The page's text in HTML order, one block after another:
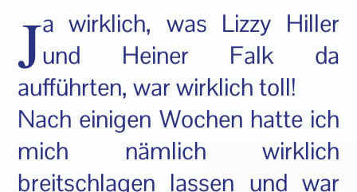
Ja wirklich, was Lizzy Hiller
und Heiner Falk da
aufführten, war wirklich toll!
Nach einigen Wochen hatte ich
mich nämlich wirklich
breitschlagen lassen und war